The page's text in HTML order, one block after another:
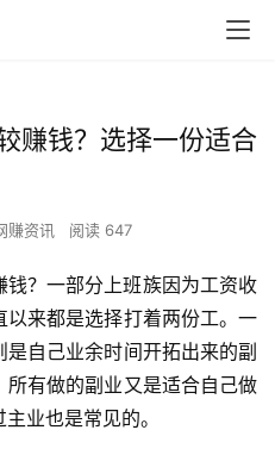
赚钱？选择一份适合
赚资讯 阅读 647
钱？一部分上班族因为工资收
来都是选择打着两份工。一
自己业余时间开拓出来的副
有做的副业又是适合自己做
业也是常见的。